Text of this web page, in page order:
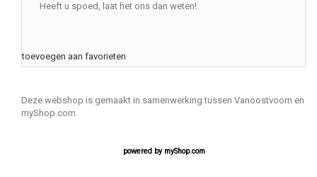
Heeft u spoed, laat het ons dan weten!
toevoegen aan favorieten
Deze webshop is gemaakt in samenwerking tussen Vanoostvoorn en
myShop.com
powered by myShop.com